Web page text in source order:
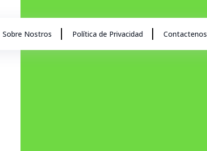
Sobre Nostros Política de Privacidad Contactenos